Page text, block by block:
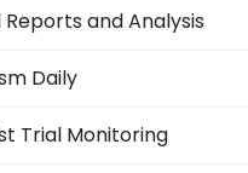
Reports and Analysis
Daily
Trial Monitoring